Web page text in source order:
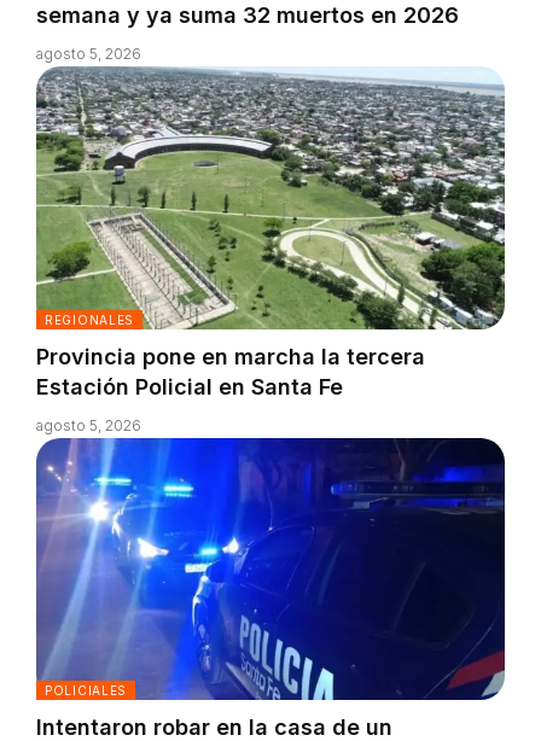
semana y ya suma 32 muertos en 2026
agosto 5, 2026
REGIONALES
Provincia pone en marcha la tercera
Estación Policial en Santa Fe
agosto 5, 2026
POLICIALES
Intentaron robar en la casa de un